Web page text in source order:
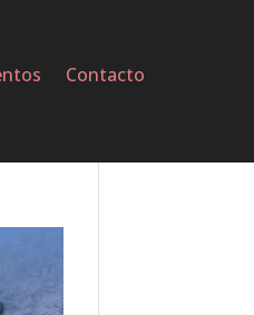
Contacto